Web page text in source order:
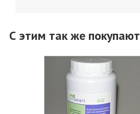
С этим так же покупают